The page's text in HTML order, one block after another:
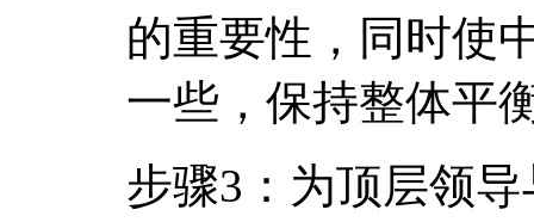
的重要性，同时使
一些，保持整体平
步骤3：为顶层领